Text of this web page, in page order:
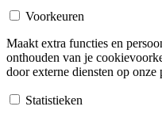
Voorkeuren
Maakt extra functies en
onthouden van je
door externe diensten op onze
Statistieken